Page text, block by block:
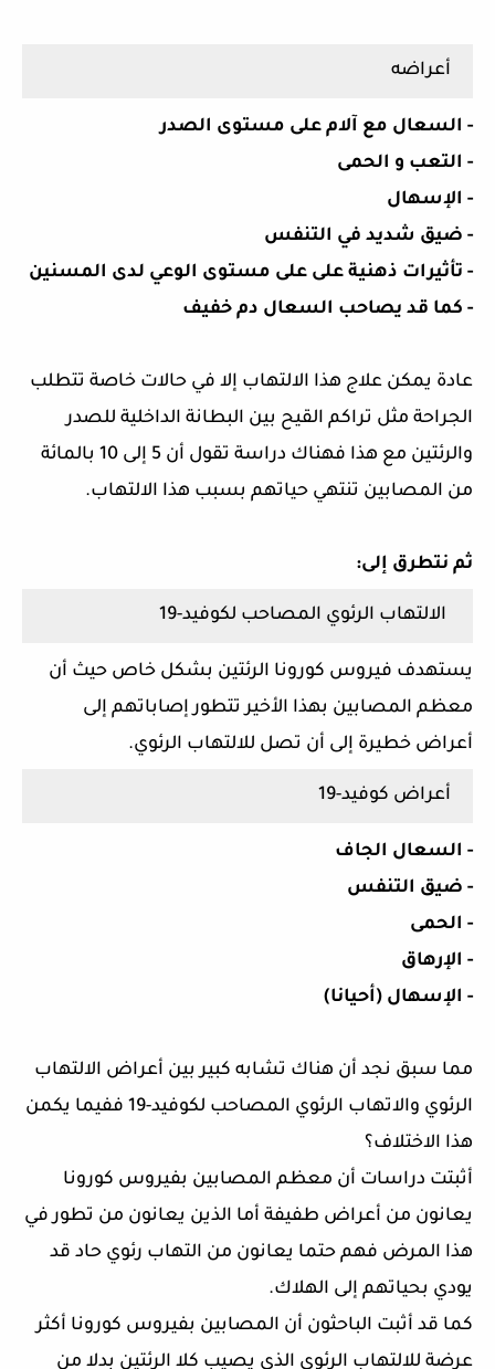
أعراضه
- السعال مع آلام على مستوى الصدر
- التعب و الحمى
- الإسهال
- ضيق شديد في التنفس
- تأثيرات ذهنية على على مستوى الوعي لدى المسنين
- كما قد يصاحب السعال دم خفيف
عادة يمكن علاج هذا الالتهاب إلا في حالات خاصة تتطلب
الجراحة مثل تراكم القيح بين البطانة الداخلية للصدر
والرئتين مع هذا فهناك دراسة تقول أن 5 إلى 10 بالمائة
من المصابين تنتهي حياتهم بسبب هذا الالتهاب.
ثم نتطرق إلى:
الالتهاب الرئوي المصاحب لكوفيد-19
يستهدف فيروس كورونا الرئتين بشكل خاص حيث أن
معظم المصابين بهذا الأخير تتطور إصاباتهم إلى
أعراض خطيرة إلى أن تصل للالتهاب الرئوي.
أعراض كوفيد-19
- السعال الجاف
- ضيق التنفس
- الحمى
- الإرهاق
- الإسهال (أحيانا)
مما سبق نجد أن هناك تشابه كبير بين أعراض الالتهاب
الرئوي والاتهاب الرئوي المصاحب لكوفيد-19 ففيما يكمن
هذا الاختلاف؟
أثبتت دراسات أن معظم المصابين بفيروس كورونا
يعانون من أعراض طفيفة أما الذين يعانون من تطور في
هذا المرض فهم حتما يعانون من التهاب رئوي حاد قد
يودي بحياتهم إلى الهلاك.
كما قد أثبت الباحثون أن المصابين بفيروس كورونا أكثر
عرضة للالتهاب الرئوي الذي يصيب كلا الرئتين بدلا من